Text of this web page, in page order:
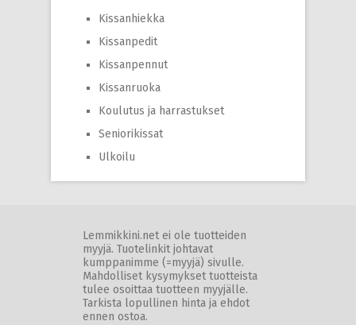
Kissanhiekka
Kissanpedit
Kissanpennut
Kissanruoka
Koulutus ja harrastukset
Seniorikissat
Ulkoilu
Lemmikkini.net ei ole tuotteiden
myyjä. Tuotelinkit johtavat
kumppanimme (=myyjä) sivulle.
Mahdolliset kysymykset tuotteista
tulee osoittaa tuotteen myyjälle.
Tarkista lopullinen hinta ja ehdot
ennen ostoa.